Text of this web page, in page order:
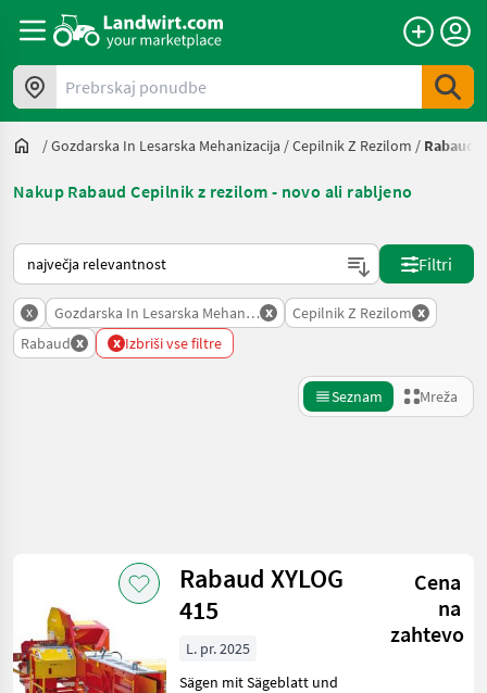
Prebrskaj ponudbe
/Gozdarska In Lesarska Mehanizacija /Cepilnik Z Rezilom / Rabaud
Nakup Rabaud Cepilnik z rezilom - novo ali rabljeno
Tako je razvrščeno na Landwirt.com
Filtri
x Gozdarska In Lesarska Mehanizacija
x Cepilnik Z Rezilom x
Rabaud x x Izbriši vse filtre
Seznam Mreža
Kategorija 4 Država Filtri
TRENUTNA
POT Ponastavi
Prikaži 5
rezultatov
Rabaud XYLOG
415
Cena
na
zahtevo
L. pr. 2025
Sägen mit Sägeblatt und